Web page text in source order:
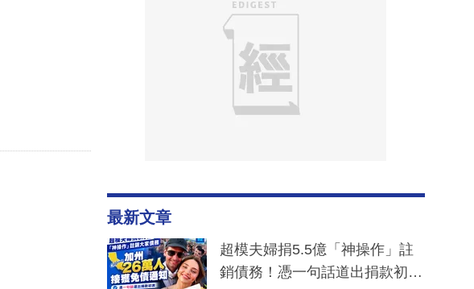
最新文章
超模夫婦捐5.5億「神操作」註
銷債務！憑一句話道出捐款初